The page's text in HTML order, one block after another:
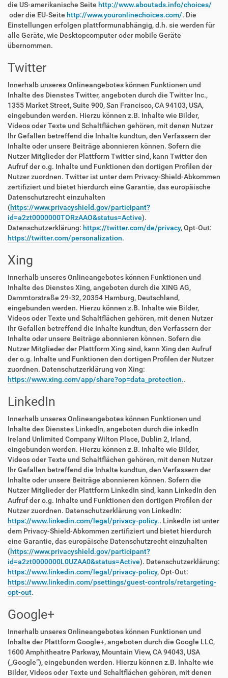
die US-amerikanische Seite http://www.aboutads.info/choices/
oder die EU-Seite http://www.youronlinechoices.com/. Die
Einstellungen erfolgen plattformunabhängig, d.h. sie werden für
alle Geräte, wie Desktopcomputer oder mobile Geräte
übernommen.
Twitter
Innerhalb unseres Onlineangebotes können Funktionen und
Inhalte des Dienstes Twitter, angeboten durch die Twitter Inc.,
1355 Market Street, Suite 900, San Francisco, CA 94103, USA,
eingebunden werden. Hierzu können z.B. Inhalte wie Bilder,
Videos oder Texte und Schaltflächen gehören, mit denen Nutzer
Ihr Gefallen betreffend die Inhalte kundtun, den Verfassern der
Inhalte oder unsere Beiträge abonnieren können. Sofern die
Nutzer Mitglieder der Plattform Twitter sind, kann Twitter den
Aufruf der o.g. Inhalte und Funktionen den dortigen Profilen der
Nutzer zuordnen. Twitter ist unter dem Privacy-Shield-Abkommen
zertifiziert und bietet hierdurch eine Garantie, das europäische
Datenschutzrecht einzuhalten
(https://www.privacyshield.gov/participant?
id=a2zt0000000TORzAAO&status=Active).
Datenschutzerklärung: https://twitter.com/de/privacy, Opt-Out:
https://twitter.com/personalization.
Xing
Innerhalb unseres Onlineangebotes können Funktionen und
Inhalte des Dienstes Xing, angeboten durch die XING AG,
Dammtorstraße 29-32, 20354 Hamburg, Deutschland,
eingebunden werden. Hierzu können z.B. Inhalte wie Bilder,
Videos oder Texte und Schaltflächen gehören, mit denen Nutzer
Ihr Gefallen betreffend die Inhalte kundtun, den Verfassern der
Inhalte oder unsere Beiträge abonnieren können. Sofern die
Nutzer Mitglieder der Plattform Xing sind, kann Xing den Aufruf
der o.g. Inhalte und Funktionen den dortigen Profilen der Nutzer
zuordnen. Datenschutzerklärung von Xing:
https://www.xing.com/app/share?op=data_protection..
LinkedIn
Innerhalb unseres Onlineangebotes können Funktionen und
Inhalte des Dienstes LinkedIn, angeboten durch die inkedIn
Ireland Unlimited Company Wilton Place, Dublin 2, Irland,
eingebunden werden. Hierzu können z.B. Inhalte wie Bilder,
Videos oder Texte und Schaltflächen gehören, mit denen Nutzer
Ihr Gefallen betreffend die Inhalte kundtun, den Verfassern der
Inhalte oder unsere Beiträge abonnieren können. Sofern die
Nutzer Mitglieder der Plattform LinkedIn sind, kann LinkedIn den
Aufruf der o.g. Inhalte und Funktionen den dortigen Profilen der
Nutzer zuordnen. Datenschutzerklärung von LinkedIn:
https://www.linkedin.com/legal/privacy-policy.. LinkedIn ist unter
dem Privacy-Shield-Abkommen zertifiziert und bietet hierdurch
eine Garantie, das europäische Datenschutzrecht einzuhalten
(https://www.privacyshield.gov/participant?
id=a2zt0000000L0UZAA0&status=Active). Datenschutzerklärung:
https://www.linkedin.com/legal/privacy-policy, Opt-Out:
https://www.linkedin.com/psettings/guest-controls/retargeting-
opt-out.
Google+
Innerhalb unseres Onlineangebotes können Funktionen und
Inhalte der Plattform Google+, angeboten durch die Google LLC,
1600 Amphitheatre Parkway, Mountain View, CA 94043, USA
(„Google“), eingebunden werden. Hierzu können z.B. Inhalte wie
Bilder, Videos oder Texte und Schaltflächen gehören, mit denen